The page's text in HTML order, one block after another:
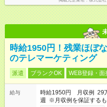
時給1950円！残業ほぼ
のテレマーケティング
派遣 ブランクOK WEB登録・面
給与
時給1950円 月収例 29
週 ※月収例を保証するも